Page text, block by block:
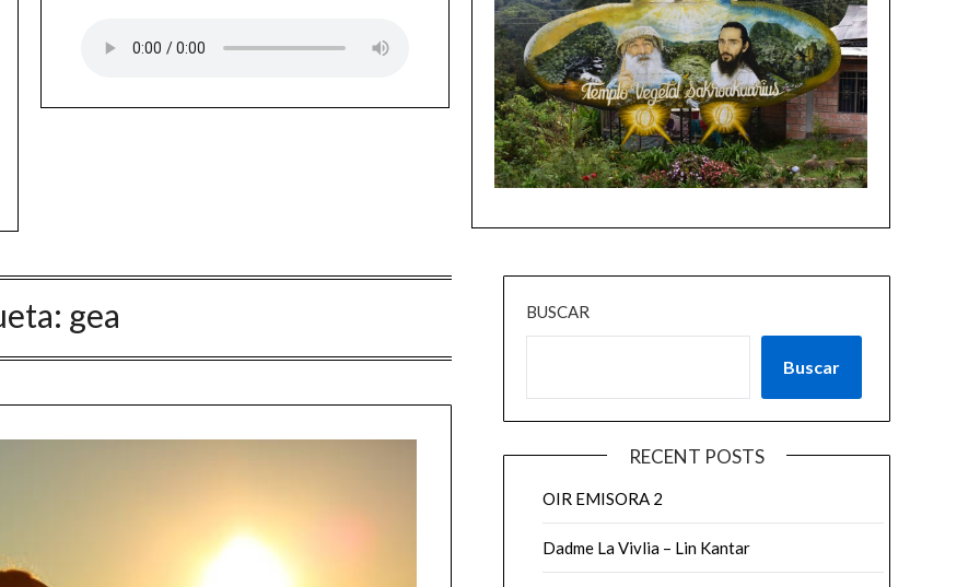
gea BUSCAR
Buscar
RECENT POSTS
OIR EMISORA 2
Dadme La Vivlia – Lin Kantar